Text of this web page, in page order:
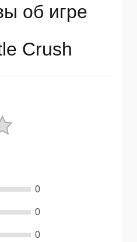
об игре
Crush
0
0
0